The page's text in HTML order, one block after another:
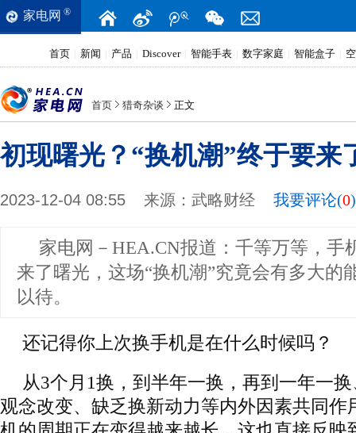
家电网 ®
首页 新闻 产品 Discover 智能手表 数字家庭 智能盒子
首页 猎奇杂谈 正文
初现曙光？“换机潮”终于要来
2023-12-04 08:55 来源： 武略财经 我要评论(0)
家电网－HEA.CN报道： 千等万等，手
来了曙光，这场“换机潮”究竟会有多大的
以待。
还记得你上次换手机是在什么时候吗？
从3个月1换，到半年一换，再到一年一
观念改变、缺乏换新动力等内外因素共同作